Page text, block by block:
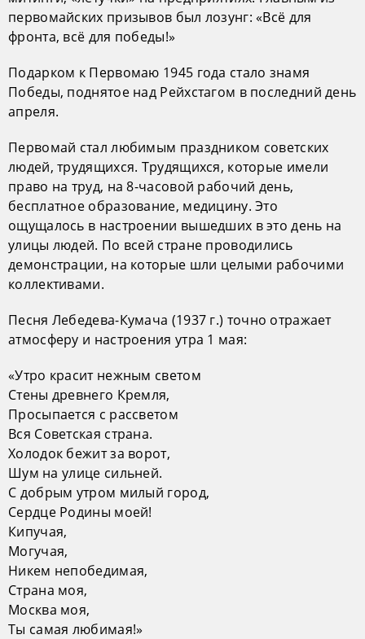
первомайских призывов был лозунг: «Всё для
фронта, всё для победы!»
Подарком к Первомаю 1945 года стало знамя
Победы, поднятое над Рейхстагом в последний день
апреля.
Первомай стал любимым праздником советских
людей, трудящихся. Трудящихся, которые имели
право на труд, на 8-часовой рабочий день,
бесплатное образование, медицину. Это
ощущалось в настроении вышедших в это день на
улицы людей. По всей стране проводились
демонстрации, на которые шли целыми рабочими
коллективами.
Песня Лебедева-Кумача (1937 г.) точно отражает
атмосферу и настроения утра 1 мая:
«Утро красит нежным светом
Стены древнего Кремля,
Просыпается с рассветом
Вся Советская страна.
Холодок бежит за ворот,
Шум на улице сильней.
С добрым утром милый город,
Сердце Родины моей!
Кипучая,
Могучая,
Никем непобедимая,
Страна моя,
Москва моя,
Ты самая любимая!»